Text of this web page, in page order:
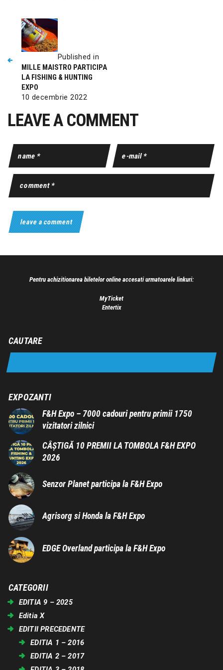
Published in
MILLE MAISTRO PARTICIPA
LA FISHING & HUNTING
EXPO
10 decembrie 2022
LEAVE A COMMENT
Pentru achizitionarea biletelor online accesati urmatoarele linkuri:
MyTicket
Entertix
CAUTARE
EXPOZANTI
F&H Expo – 7000 cadouri pentru primii 1750
vizitatori zilnici
CÂȘTIGĂ 10 PREMII LA TOMBOLA F&H EXPO
2026
Senzor Planet participa la F&H Expo
Agrisorg si Honda la F&H Expo
EDGE Overland participa la F&H Expo
CATEGORII
EDITIA 9 – 2025
Editia X
EDITII PRECEDENTE
EDITIA 1 – 2016
EDITIA 2 – 2017